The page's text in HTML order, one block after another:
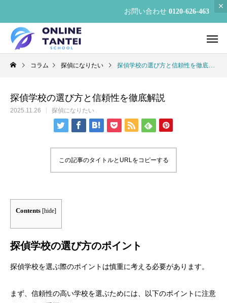
お問い合わせ 0120-626-463
コラム 探偵になりたい 探偵学校の選び方と信頼性を徹底解説
探偵学校の選び方と信頼性を徹底解説
2025.11.26 探偵になりたい
この記事のタイトルとURLをコピーする
Contents [hide]
探偵学校の選び方のポイント
探偵学校を選ぶ際のポイントは慎重に考える必要があります。
まず、信頼性の高い学校を選ぶためには、以下のポイントに注意